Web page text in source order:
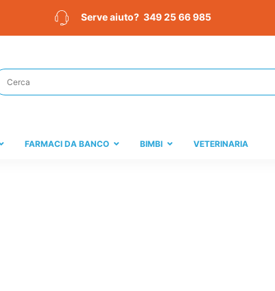
Serve aiuto? 349 25 66 985
FARMACI DA BANCO BIMBI VETERINARIA